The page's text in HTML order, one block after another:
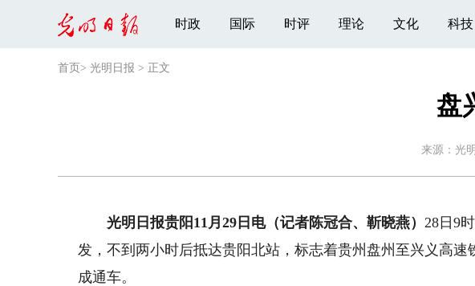
时政 国际 时评 理论 文化 科技
首页 > 光明日报 > 正文
盘
来源： 光
光明日报贵阳11月29日电（记者陈冠合、靳晓燕）28日9
发，不到两小时后抵达贵阳北站，标志着贵州盘州至兴义高速
成通车。